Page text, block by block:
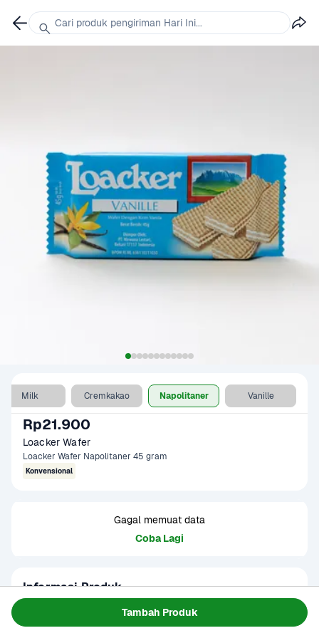
Tambah Produk
Milk Cremkakao Napolitaner Vanille
Rp21.900
Loacker Wafer
Loacker Wafer Napolitaner 45 gram
Konvensional
Gagal memuat data
Coba Lagi
Informasi Produk
Loacker wafer adalah camilan wafer renyah yang berlapis
krim cokelat lembut di setiap gigitannya. Hadir dalam
Cari produk pengiriman Hari Ini...